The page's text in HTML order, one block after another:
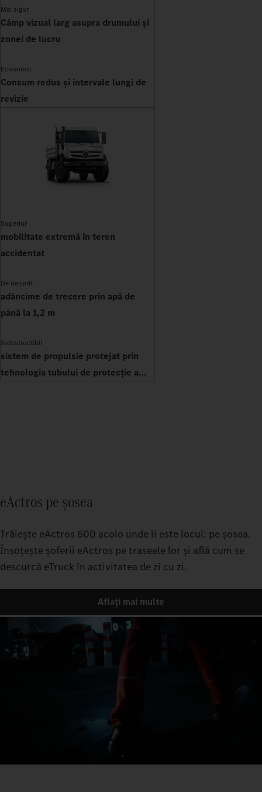
Mai sigur
Câmp vizual larg asupra drumului și
zonei de lucru
Economic
Consum redus și intervale lungi de
revizie
Superior
mobilitate extremă în teren
accidentat
De neoprit
adâncime de trecere prin apă de
până la 1,2 m
Indestructibil
sistem de propulsie protejat prin
tehnologia tubului de protecție a
eActros pe șosea
Trăiește eActros 600 acolo unde îi este locul: pe șosea.
Însoțește șoferii eActros pe traseele lor și află cum se
descurcă eTruck în activitatea de zi cu zi.
Aflați mai multe